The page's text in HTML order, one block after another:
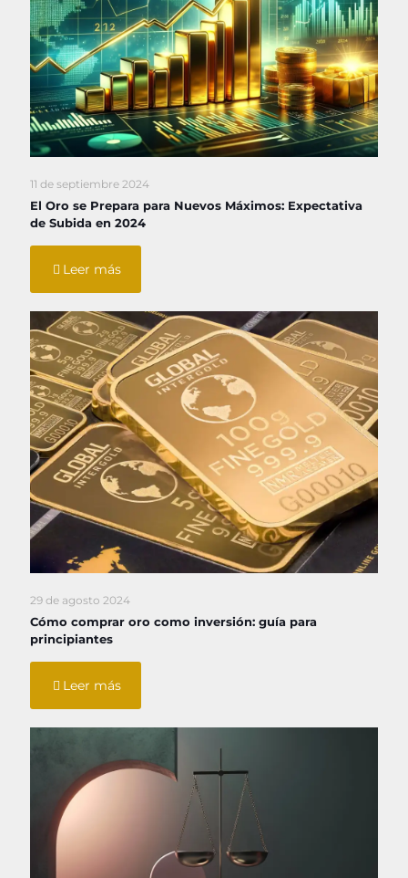
11 de septiembre 2024
El Oro se Prepara para Nuevos Máximos: Expectativa
de Subida en 2024
Leer más
29 de agosto 2024
Cómo comprar oro como inversión: guía para
principiantes
Leer más